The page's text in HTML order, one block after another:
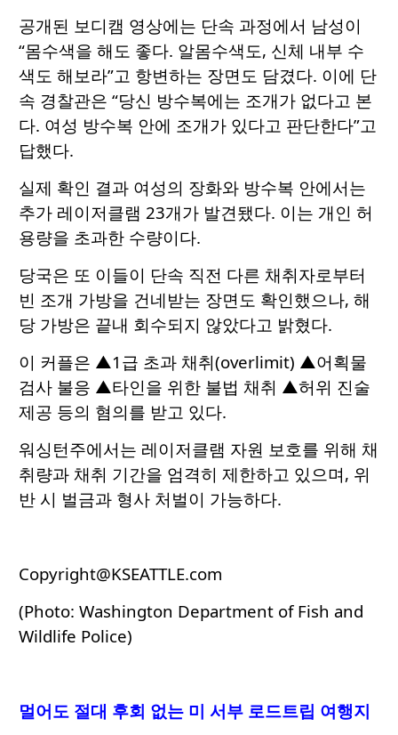
공개된 보디캠 영상에는 단속 과정에서 남성이
“몸수색을 해도 좋다. 알몸수색도, 신체 내부 수
색도 해보라”고 항변하는 장면도 담겼다. 이에 단
속 경찰관은 “당신 방수복에는 조개가 없다고 본
다. 여성 방수복 안에 조개가 있다고 판단한다”고
답했다.
실제 확인 결과 여성의 장화와 방수복 안에서는
추가 레이저클램 23개가 발견됐다. 이는 개인 허
용량을 초과한 수량이다.
당국은 또 이들이 단속 직전 다른 채취자로부터
빈 조개 가방을 건네받는 장면도 확인했으나, 해
당 가방은 끝내 회수되지 않았다고 밝혔다.
이 커플은 ▲1급 초과 채취(overlimit) ▲어획물
검사 불응 ▲타인을 위한 불법 채취 ▲허위 진술
제공 등의 혐의를 받고 있다.
워싱턴주에서는 레이저클램 자원 보호를 위해 채
취량과 채취 기간을 엄격히 제한하고 있으며, 위
반 시 벌금과 형사 처벌이 가능하다.
Copyright@KSEATTLE.com
(Photo: Washington Department of Fish and
Wildlife Police)
멀어도 절대 후회 없는 미 서부 로드트립 여행지